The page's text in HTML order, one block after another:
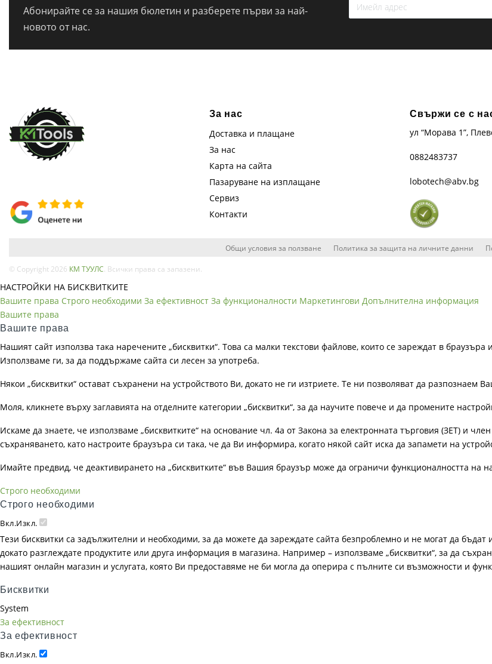
Абонирайте се за нашия бюлетин и разберете първи за най-
новото от нас.
За нас
Доставка и плащане
За нас
Карта на сайта
Пазаруване на изплащане
Сервиз
Контакти
Свържи се с
ул “Морава 1”,
0882483737
lobotech@abv.bg
Общи условия за ползване Политика за защита на личните данни
© Copyright 2026 КМ ТУУЛС . Всички права са запазени.
НАСТРОЙКИ НА БИСКВИТКИТЕ
Вашите права Строго необходими За ефективност За функционалности Маркетингови Допълнителна информация
Вашите права
Вашите права
Нашият сайт използва така наречените „бисквитки“. Това са малки текстови файлове, които се зареждат в
Използваме ги, за да поддържаме сайта си лесен за употреба.
Някои „бисквитки“ остават съхранени на устройството Ви, докато не ги изтриете. Те ни позволяват да
Моля, кликнете върху заглавията на отделните категории „бисквитки“, за да научите повече и да промените
Искаме да знаете, че използваме „бисквитките“ на основание чл. 4а от Закона за електронната търговия (ЗЕТ) и
съхраняването, като настроите браузъра си така, че да Ви информира, когато някой сайт иска да запамети на
Имайте предвид, че деактивирането на „бисквитките“ във Вашия браузър може да ограничи функционалността на
Строго необходими
Строго необходими
Вкл.Изкл.
Тези бисквитки са задължителни и необходими, за да можете да зареждате сайта безпроблемно и не могат да
докато разглеждате продуктите или друга информация в магазина. Например – използваме „бисквитки“, за да
нашият онлайн магазин и услугата, която Ви предоставяме не би могла да оперира с пълните си възможности и
Бисквитки
System
За ефективност
За ефективност
Вкл.Изкл.